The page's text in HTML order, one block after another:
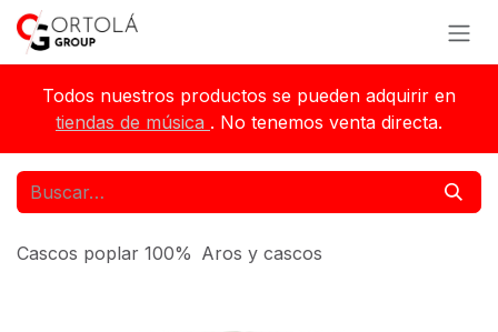
Ir al contenido
Todos nuestros productos se pueden adquirir en
tiendas de música . No tenemos venta directa.
Cascos poplar 100% Aros y cascos